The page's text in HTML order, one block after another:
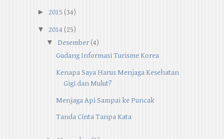
► 2015 (34)
▼
2014 (25)
▼
Desember (4)
Gudang Informasi Turisme Korea
Kenapa Saya Harus Menjaga Kesehatan
Gigi dan Mulut?
Menjaga Api Sampai ke Puncak
Tanda Cinta Tanpa Kata